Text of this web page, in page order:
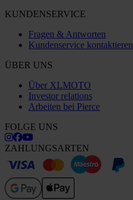
KUNDENSERVICE
Fragen & Antworten
Kundenservice kontaktieren
ÜBER UNS
Über XLMOTO
Investor relations
Arbeiten bei Pierce
FOLGE UNS
ZAHLUNGSARTEN